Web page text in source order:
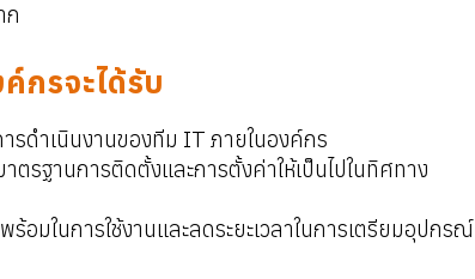
ก
กรจะได้รับ
รดำเนินงานของทีม IT ภายในองค์กร
ตรฐานการติดตั้งและการตั้งค่าให้เป็นไปในทิศทาง
ร้อมในการใช้งานและลดระยะเวลาในการเตรียมอุปกรณ์